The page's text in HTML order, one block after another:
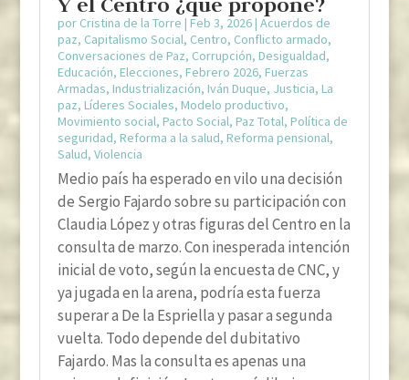
por Cristina de la Torre | Feb 3, 2026| Acuerdos de
paz, Capitalismo Social, Centro, Conflicto armado,
Conversaciones de Paz, Corrupción, Desigualdad,
Educación, Elecciones, Febrero 2026, Fuerzas
Armadas, Industrialización, Iván Duque, Justicia, La
paz, Líderes Sociales, Modelo productivo,
Movimiento social, Pacto Social, Paz Total, Política de
seguridad, Reforma a la salud, Reforma pensional,
Salud, Violencia
Medio país ha esperado en vilo una decisión
de Sergio Fajardo sobre su participación con
Claudia López y otras figuras del Centro en la
consulta de marzo. Con inesperada intención
inicial de voto, según la encuesta de CNC, y
ya jugada en la arena, podría esta fuerza
superar a De la Espriella y pasar a segunda
vuelta. Todo depende del dubitativo
Fajardo. Mas la consulta es apenas una